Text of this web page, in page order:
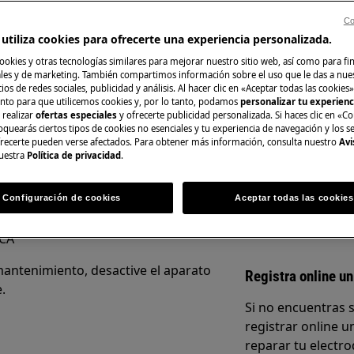
manual de usuario de su
reparación o mantenimiento.
desactive el aparato
Repuestos y
Encuentra
electrodoméstico
recíbelos
A la tienda en
Registra online
Si no encuentras
registrar online
reparar tu
utiliza cookies para ofrecerte una experiencia personalizada.
y otras tecnologías similares para mejorar nuestro sitio web, así como para
y de marketing. También compartimos información sobre el uso que le das a
de redes sociales, publicidad y análisis. Al hacer clic en «Aceptar todas las
para que utilicemos cookies y, por lo tanto, podamos personalizar tu
realizar ofertas especiales y ofrecerte publicidad personalizada. Si haces clic en
ciertos tipos de cookies no esenciales y tu experiencia de navegación y los
pueden verse afectados. Para obtener más información, consulta nuestro
Política de privacidad.
Configuración de cookies Aceptar todas las cookies